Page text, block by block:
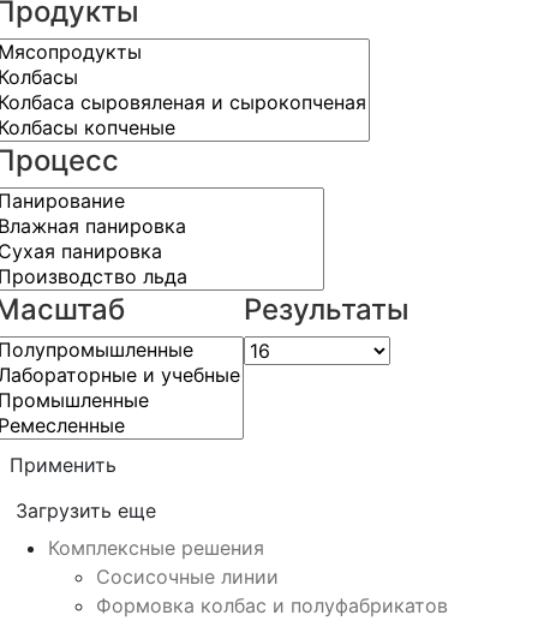
Результаты
Применить
Загрузить еще
Комплексные решения
Сосисочные линии
Формовка колбас и полуфабрикатов